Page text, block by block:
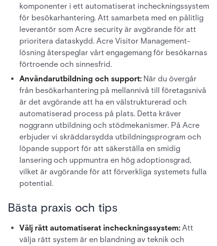
komponenter i ett automatiserat incheckningssystem
för besökarhantering. Att samarbeta med en pålitlig
leverantör som Acre security är avgörande för att
prioritera dataskydd. Acre Visitor Management-
lösning återspeglar vårt engagemang för besökarnas
förtroende och sinnesfrid.
Användarutbildning och support: När du övergår
från besökarhantering på mellannivå till företagsnivå
är det avgörande att ha en välstrukturerad och
automatiserad process på plats. Detta kräver
noggrann utbildning och stödmekanismer. På Acre
erbjuder vi skräddarsydda utbildningsprogram och
löpande support för att säkerställa en smidig
lansering och uppmuntra en hög adoptionsgrad,
vilket är avgörande för att förverkliga systemets fulla
potential.
Bästa praxis och tips
Välj rätt automatiserat incheckningssystem: Att
välja rätt system är en blandning av teknik och